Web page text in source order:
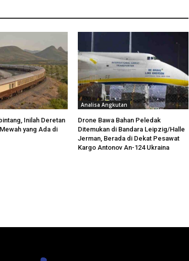
Inilah Deretan
yang Ada di
Analisa Angkutan
Drone Bawa Bahan Peledak
Ditemukan di Bandara Leipzig/Halle
Jerman, Berada di Dekat Pesawat
Kargo Antonov An-124 Ukraina